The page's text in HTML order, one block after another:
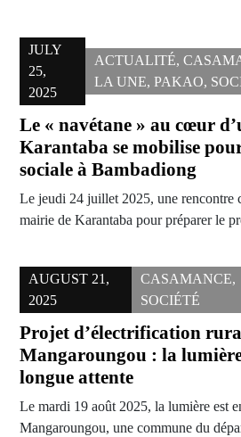
JULY
25,
2025
ACTUALITÉ,
LA UNE,PAKAO,
Le « navétane » au cœur
Karantaba se mobilise
sociale à Bambadiong
Le jeudi 24 juillet 2025, une rencontre
mairie de Karantaba pour préparer le
AUGUST 21,
2025
CASAMANCE,
SOCIÉTÉ
Projet d’électrification
Mangaroungou : la
longue attente
Le mardi 19 août 2025, la lumière est
Mangaroungou, une commune du